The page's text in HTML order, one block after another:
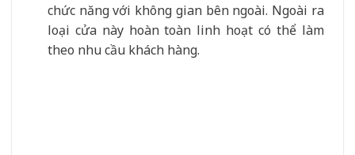
chức năng với không gian bên ngoài. Ngoài ra
loại cửa này hoàn toàn linh hoạt có thể làm
theo nhu cầu khách hàng.